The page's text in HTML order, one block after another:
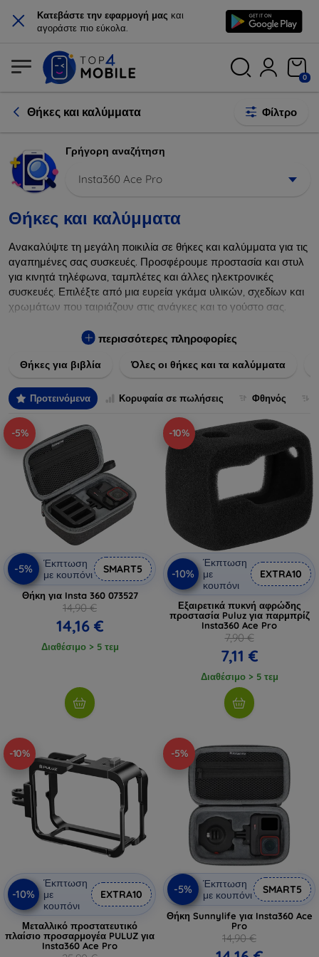
× Κατεβάστε την εφαρμογή μας και
αγοράστε πιο εύκολα.
0
Θήκες και καλύμματα Φίλτρο
Γρήγορη αναζήτηση
Insta360 Ace Pro
Θήκες και καλύμματα
Ανακαλύψτε τη μεγάλη ποικιλία σε θήκες και καλύμματα για τις
αγαπημένες σας συσκευές. Προσφέρουμε προστασία και στυλ
για κινητά τηλέφωνα, ταμπλέτες και άλλες ηλεκτρονικές
συσκευές. Επιλέξτε από μια ευρεία γκάμα υλικών, σχεδίων και
χρωμάτων που ταιριάζουν στις ανάγκες και το γούστο σας.
πτώσεις και άλλες φθορές, ενώ παράλληλα δίνετε ένα
και τη διάρκεια ζωής των συσκευών σας με τις κορυφαίες
περισσότερες πληροφορίες
Θήκες για βιβλία Όλες οι θήκες και τα καλύμματα
Προτεινόμενα Κορυφαία σε πωλήσεις Φθηνός
-5%
-5%
Έκπτωση
με κουπόνι
SMART5
Θήκη για Insta 360 073527
14,90 €
14,16 €
Διαθέσιμο > 5 τεμ
-10%
-10%
Έκπτωση
με
κουπόνι
EXTRA10
Εξαιρετικά πυκνή αφρώδης
προστασία Puluz για παρμπρίζ
Insta360 Ace Pro
7,90 €
7,11 €
Διαθέσιμο > 5 τεμ
-10%
-10%
Έκπτωση
με
κουπόνι
EXTRA10
Μεταλλικό προστατευτικό
πλαίσιο προσαρμογέα PULUZ για
Insta360 Ace Pro
-5%
-5%
Έκπτωση
με κουπόνι
SMART5
Θήκη Sunnylife για Insta360 Ace
Pro
14,90 €